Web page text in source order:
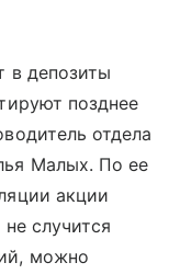
в депозиты
позднее
отдела
Малых. По ее
акции
случится
можно